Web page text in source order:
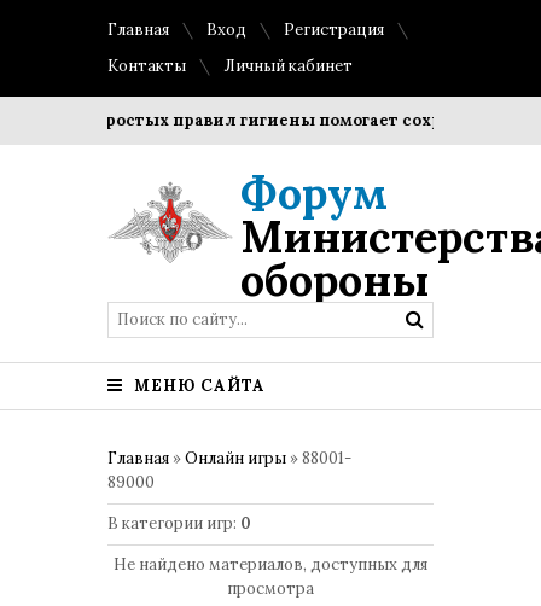
Главная Вход
Регистрация
Контакты
Личный кабинет
простых правил гигиены помогает сохранить
Форум
обороны
МЕНЮ САЙТА
Главная »Онлайн игры » 88001-
89000
В категории игр: 0
Не найдено материалов, доступных для
просмотра